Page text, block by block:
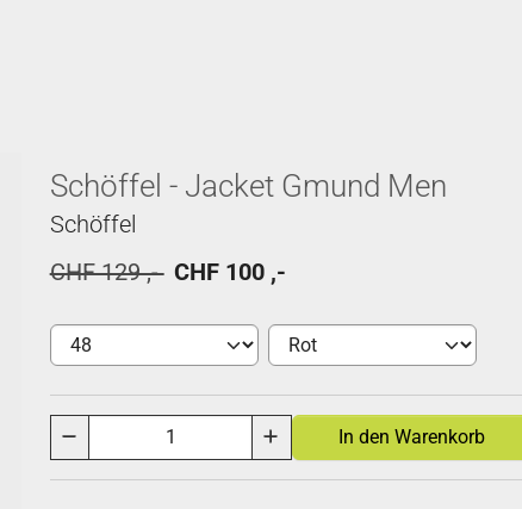
Schöffel - Jacket Gmund Men
Schöffel
CHF 129 ,- CHF 100 ,-